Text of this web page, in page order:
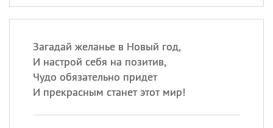
Загадай желанье в Новый год,
И настрой себя на позитив,
Чудо обязательно придет
И прекрасным станет этот мир!